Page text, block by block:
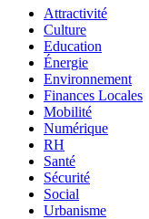
Attractivité
Culture
Education
Énergie
Environnement
Finances Locales
Mobilité
Numérique
RH
Santé
Sécurité
Social
Urbanisme